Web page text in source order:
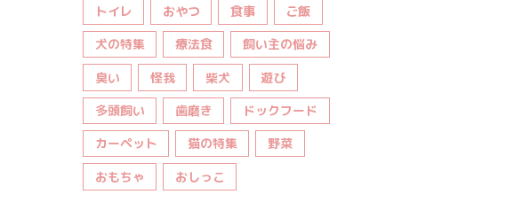
トイレ
おやつ 食事
ご飯
犬の特集
療法食
飼い主の悩み
臭い
怪我 柴犬
遊び
多頭飼い
歯磨き
ドックフード
カーペット
猫の特集
野菜
おもちゃ
おしっこ